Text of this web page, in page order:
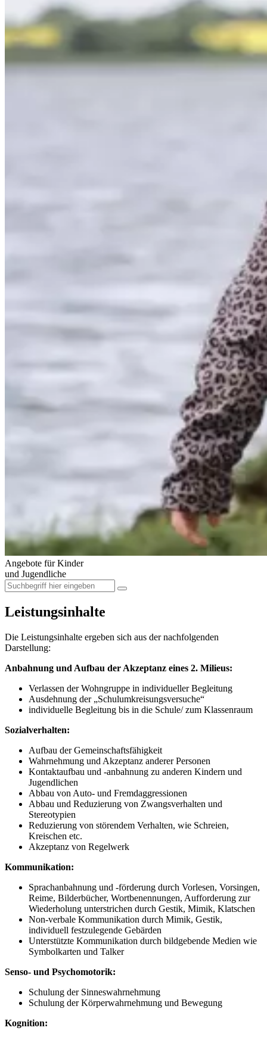
Angebote für Kinder
und Jugendliche
Leistungsinhalte
Die Leistungsinhalte ergeben sich aus der nachfolgenden
Darstellung:
Anbahnung und Aufbau der Akzeptanz eines 2. Milieus:
Verlassen der Wohngruppe in individueller Begleitung
Ausdehnung der „Schulumkreisungsversuche“
individuelle Begleitung bis in die Schule/ zum Klassenraum
Sozialverhalten:
Aufbau der Gemeinschaftsfähigkeit
Wahrnehmung und Akzeptanz anderer Personen
Kontaktaufbau und -anbahnung zu anderen Kindern und
Jugendlichen
Abbau von Auto- und Fremdaggressionen
Abbau und Reduzierung von Zwangsverhalten und
Stereotypien
Reduzierung von störendem Verhalten, wie Schreien,
Kreischen etc.
Akzeptanz von Regelwerk
Kommunikation:
Sprachanbahnung und -förderung durch Vorlesen, Vorsingen,
Reime, Bilderbücher, Wortbenennungen, Aufforderung zur
Wiederholung unterstrichen durch Gestik, Mimik, Klatschen
Non-verbale Kommunikation durch Mimik, Gestik,
individuell festzulegende Gebärden
Unterstützte Kommunikation durch bildgebende Medien wie
Symbolkarten und Talker
Senso- und Psychomotorik:
Schulung der Sinneswahrnehmung
Schulung der Körperwahrnehmung und Bewegung
Kognition: